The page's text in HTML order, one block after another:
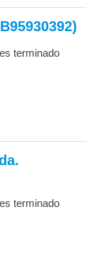
terminado
terminado